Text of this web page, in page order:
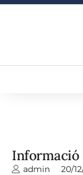
Informació
admin 20/